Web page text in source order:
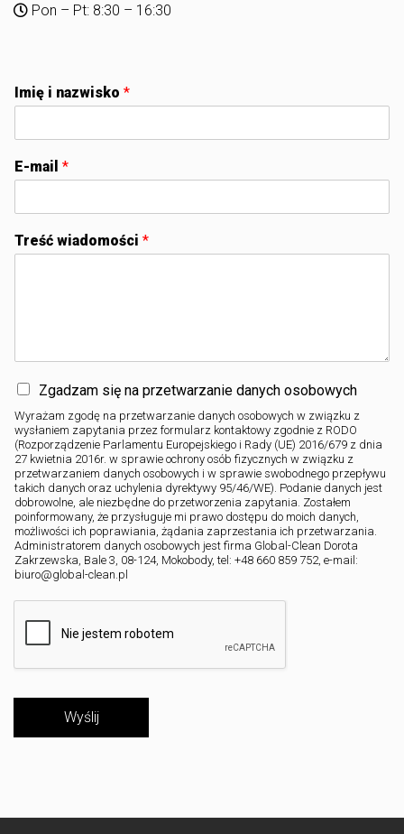
Pon – Pt: 8:30 – 16:30
Imię i nazwisko *
E-mail *
Treść wiadomości *
Zgadzam się na przetwarzanie danych osobowych
Wyrażam zgodę na przetwarzanie danych osobowych w związku z
wysłaniem zapytania przez formularz kontaktowy zgodnie z RODO
(Rozporządzenie Parlamentu Europejskiego i Rady (UE) 2016/679 z dnia
27 kwietnia 2016r. w sprawie ochrony osób fizycznych w związku z
przetwarzaniem danych osobowych i w sprawie swobodnego przepływu
takich danych oraz uchylenia dyrektywy 95/46/WE). Podanie danych jest
dobrowolne, ale niezbędne do przetworzenia zapytania. Zostałem
poinformowany, że przysługuje mi prawo dostępu do moich danych,
możliwości ich poprawiania, żądania zaprzestania ich przetwarzania.
Administratorem danych osobowych jest firma Global-Clean Dorota
Zakrzewska, Bale 3, 08-124, Mokobody, tel: +48 660 859 752, e-mail:
biuro@global-clean.pl
Wyślij